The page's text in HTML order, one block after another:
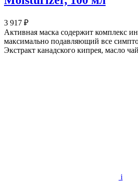
3 917 ₽
Активная маска содержит комплекс
максимально подавляющий все
Экстракт канадского кипрея, масло
i